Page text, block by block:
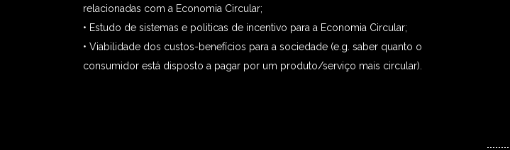
relacionadas com a Economia Circular;
• Estudo de sistemas e politicas de incentivo para a Economia Circular;
• Viabilidade dos custos-benefícios para a sociedade (e.g. saber quanto o
consumidor está disposto a pagar por um produto/serviço mais circular).